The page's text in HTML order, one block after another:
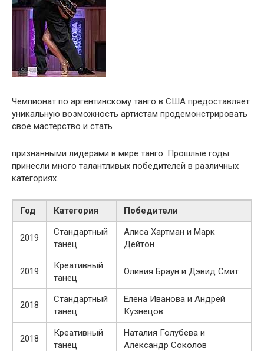
Чемпионат по аргентинскому танго в США предоставляет
уникальную возможность артистам продемонстрировать
свое мастерство и стать
признанными лидерами в мире танго. Прошлые годы
принесли много талантливых победителей в различных
категориях.
Год Категория Победители
2019
Стандартный
танец
Алиса Хартман и Марк
Дейтон
2019
Креативный
танец
Оливия Браун и Дэвид Смит
2018
Стандартный
танец
Елена Иванова и Андрей
Кузнецов
2018
Креативный
танец
Наталия Голубева и
Александр Соколов